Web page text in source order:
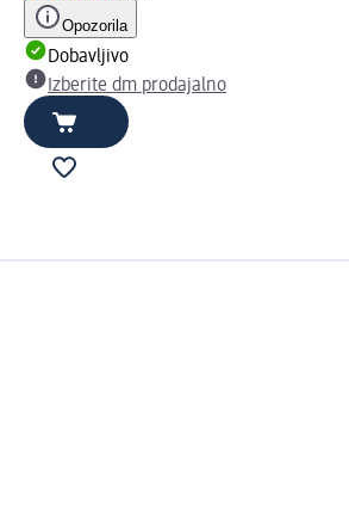
Opozorila
Dobavljivo
Izberite dm prodajalno